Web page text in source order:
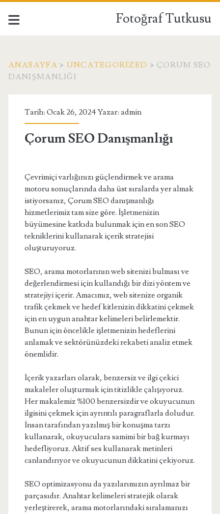
Fotoğraf Tutkusu
ANASAYFA > UNCATEGORIZED > ÇORUM SEO
DANIŞMANLIĞI
Tarih: Ocak 26, 2024 Yazar: admin
Çorum SEO Danışmanlığı
Çevrimiçi varlığınızı güçlendirmek ve arama
motoru sonuçlarında daha üst sıralarda yer almak
istiyorsanız, Çorum SEO danışmanlığı
hizmetlerimiz tam size göre. İşletmenizin
büyümesine katkıda bulunmak için en son SEO
tekniklerini kullanarak içerik stratejisi
oluşturuyoruz.
SEO, arama motorlarının web sitenizi bulması ve
değerlendirmesi için kullandığı bir dizi yöntem ve
stratejiyi içerir. Amacımız, web sitenize organik
trafik çekmek ve hedef kitlenizin dikkatini çekmek
için en uygun anahtar kelimeleri belirlemektir.
Bunun için öncelikle işletmenizin hedeflerini
anlamak ve sektörünüzdeki rekabeti analiz etmek
önemlidir.
İçerik yazarları olarak, benzersiz ve ilgi çekici
makaleler oluşturmak için titizlikle çalışıyoruz.
Her makalemiz %100 benzersizdir ve okuyucunun
ilgisini çekmek için ayrıntılı paragraflarla doludur.
İnsan tarafından yazılmış bir konuşma tarzı
kullanarak, okuyuculara samimi bir bağ kurmayı
hedefliyoruz. Aktif ses kullanarak metinleri
canlandırıyor ve okuyucunun dikkatini çekiyoruz.
SEO optimizasyonu da yazılarımızın ayrılmaz bir
parçasıdır. Anahtar kelimeleri stratejik olarak
yerleştirerek, arama motorlarındaki sıralamanızı